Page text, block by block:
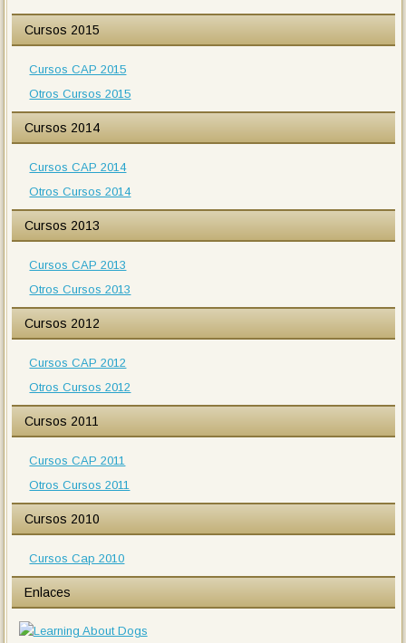
Cursos 2015
Cursos CAP 2015
Otros Cursos 2015
Cursos 2014
Cursos CAP 2014
Otros Cursos 2014
Cursos 2013
Cursos CAP 2013
Otros Cursos 2013
Cursos 2012
Cursos CAP 2012
Otros Cursos 2012
Cursos 2011
Cursos CAP 2011
Otros Cursos 2011
Cursos 2010
Cursos Cap 2010
Enlaces